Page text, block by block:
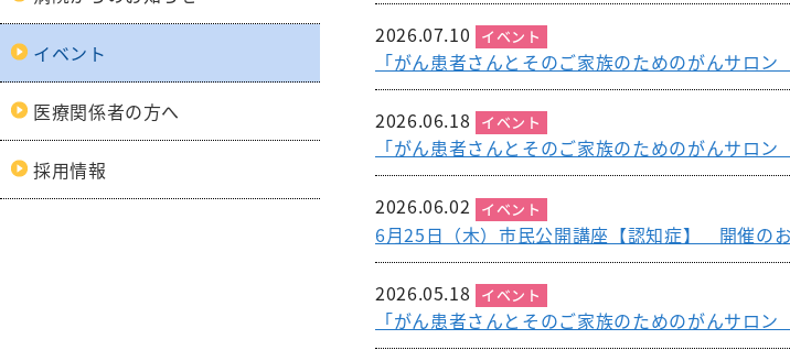
相談窓口
診療科・部門
腎臓高血圧内科
内分泌代謝内科
膠原病リウマチ
内科
緩和支持療法科
外科
乳腺外科
呼吸器外科
整形外科
形成美容外科
脳神経外科
皮膚科
眼科
耳鼻咽喉科
放射線科
歯科口腔外科
リハビリテーショ
麻酔科
病院見学・お問い合わせフォーム
後期臨床研修プログラムのご案内
初期臨床研修プログラムのご案内
2026.07.10 イベント
「がん患者さんとそのご家族のためのがんサロ
2026.06.18 イベント
「がん患者さんとそのご家族のためのがんサロ
2026.06.02 イベント
6月25日（木）市民公開講座【認知症】 開催の
2026.05.18 イベント
「がん患者さんとそのご家族のためのがんサロ
イベント
医療関係者の方へ
採用情報